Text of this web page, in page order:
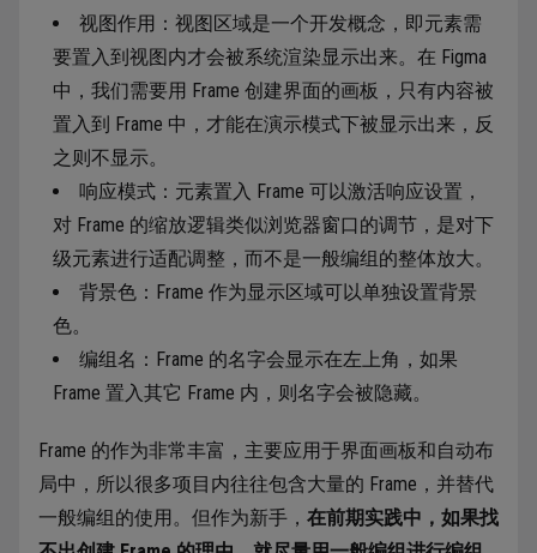
视图作用：视图区域是一个开发概念，即元素需
要置入到视图内才会被系统渲染显示出来。在 Figma
中，我们需要用 Frame 创建界面的画板，只有内容被
置入到 Frame 中，才能在演示模式下被显示出来，反
之则不显示。
响应模式：元素置入 Frame 可以激活响应设置，
对 Frame 的缩放逻辑类似浏览器窗口的调节，是对下
级元素进行适配调整，而不是一般编组的整体放大。
背景色：Frame 作为显示区域可以单独设置背景
色。
编组名：Frame 的名字会显示在左上角，如果
Frame 置入其它 Frame 内，则名字会被隐藏。
Frame 的作为非常丰富，主要应用于界面画板和自动布
局中，所以很多项目内往往包含大量的 Frame，并替代
一般编组的使用。但作为新手， 在前期实践中，如果找